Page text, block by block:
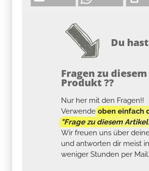
Du
Fragen zu diesem
Produkt ??
Nur her mit den Fragen!!
Verwendeoben einfach
"Frage zu diesem
Wir freuen uns über
und antworten dir meist
weniger Stunden per